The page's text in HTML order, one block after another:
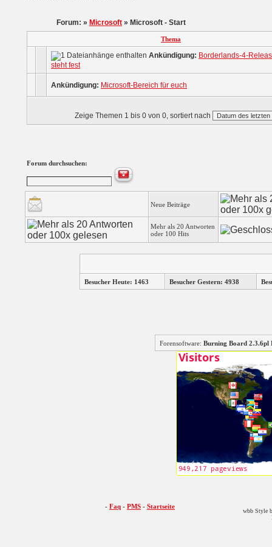
Forum: » Microsoft » Microsoft - Start
Thema
Ankündigung: Borderlands-4-
steht fest
Ankündigung: Microsoft-Bereich für euch
Zeige Themen 1 bis 0 von 0, sortiert nach
Forum durchsuchen:
Neue Beiträge
Mehr als 20 Antworten
oder 100 Hits
Besucher Heute: 1463 Besucher Gestern: 4938
Forensoftware: Burning Board
- Faq - PMS - Startseite
wbb Style